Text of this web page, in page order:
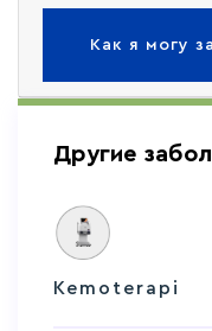
Как я могу
Другие
Kemoterapi